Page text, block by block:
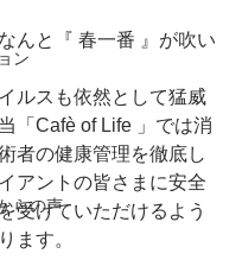
ン
らの声
んと『 春一番 』が吹い
ルスも依然として猛威
「Cafè of Life 」では消
者の健康管理を徹底し
アントの皆さまに安全
受けていただけるよう
ます。